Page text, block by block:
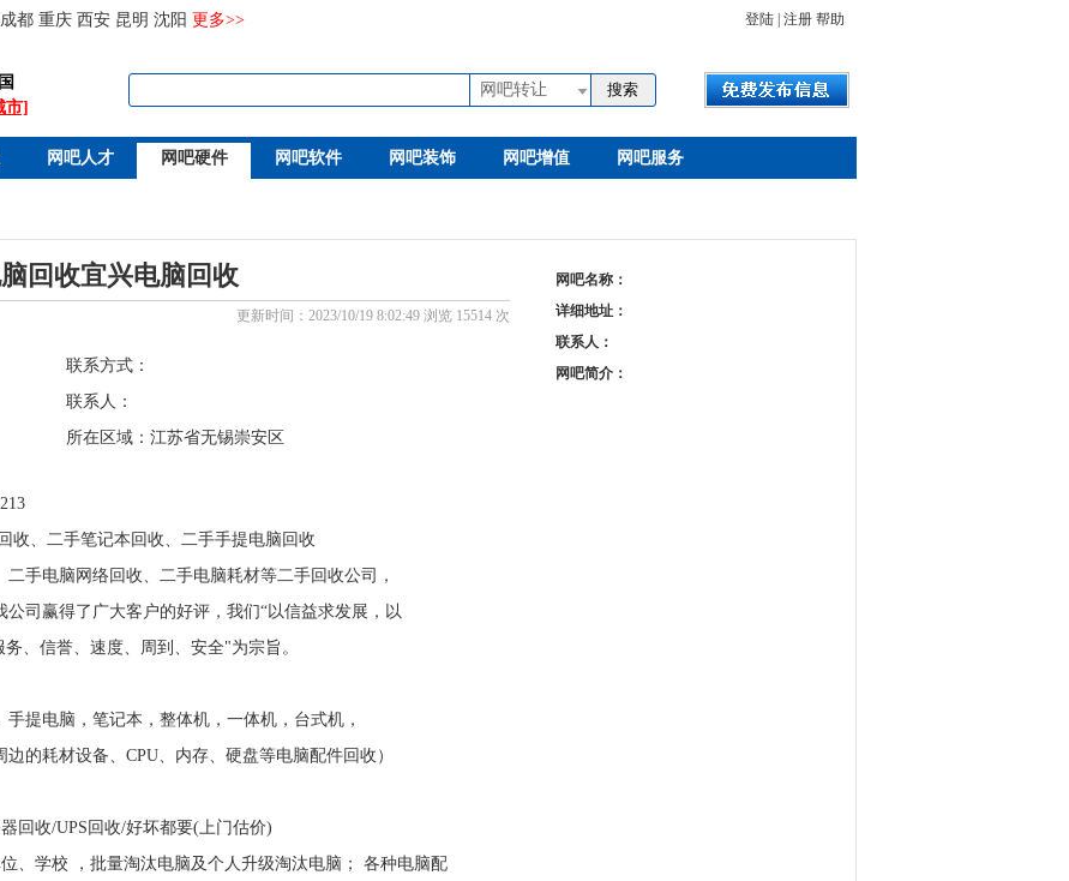
成都 重庆 西安 昆明 沈阳 更多>> 登陆 注册 帮助
市]
网吧转让
网吧人才 网吧硬件 网吧软件 网吧装饰 网吧增值 网吧服务
回收宜兴电脑回收
更新时间：2023/10/19 8:02:49 浏览 15514 次
联系方式：
联系人：
所在区域：江苏省无锡崇安区
收、二手笔记本回收、二手手提电脑回收
手电脑网络回收、二手电脑耗材等二手回收公司，
司赢得了广大客户的好评，我们“以信益求发展，以
务、信誉、速度、周到、安全"为宗旨。
电脑，笔记本，整体机，一体机，台式机，
的耗材设备、CPU、内存、硬盘等电脑配件回收）
/UPS回收/好坏都要(上门估价)
校 ，批量淘汰电脑及个人升级淘汰电脑； 各种电脑配
网吧名称：
详细地址：
联系人：
网吧简介：